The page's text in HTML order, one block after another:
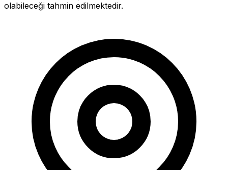
olabileceği tahmin edilmektedir.